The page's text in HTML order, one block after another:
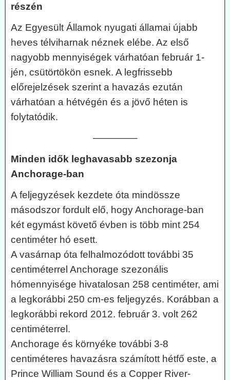
részén
Az Egyesült Államok nyugati államai újabb
heves télviharnak néznek elébe. Az első
nagyobb mennyiségek várhatóan február 1-
jén, csütörtökön esnek. A legfrissebb
előrejelzések szerint a havazás ezután
várhatóan a hétvégén és a jövő héten is
folytatódik.
————–
Minden idők leghavasabb szezonja
Anchorage-ban
A feljegyzések kezdete óta mindössze
másodszor fordult elő, hogy Anchorage-ban
két egymást követő évben is több mint 254
centiméter hó esett.
A vasárnap óta felhalmozódott további 35
centiméterrel Anchorage szezonális
hómennyisége hivatalosan 258 centiméter, ami
a legkorábbi 250 cm-es feljegyzés. Korábban a
legkorábbi rekord 2012. február 3. volt 262
centiméterrel.
Anchorage és környéke további 3-8
centiméteres havazásra számított hétfő este, a
Prince William Sound és a Copper River-